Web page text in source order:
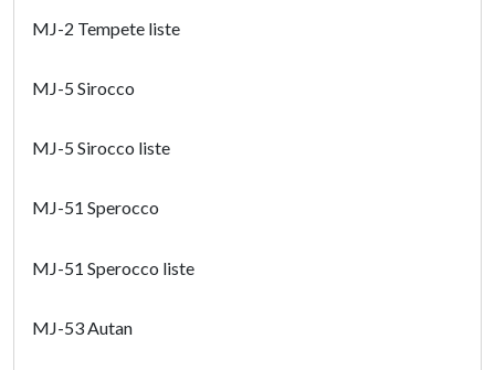
MJ-2 Tempete liste
MJ-5 Sirocco
MJ-5 Sirocco liste
MJ-51 Sperocco
MJ-51 Sperocco liste
MJ-53 Autan